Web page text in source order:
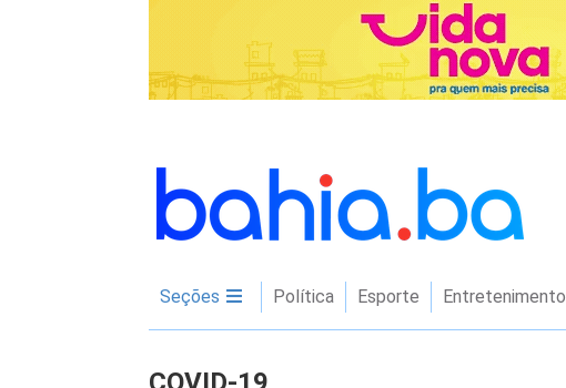
Seções Política Esporte Entretenimento